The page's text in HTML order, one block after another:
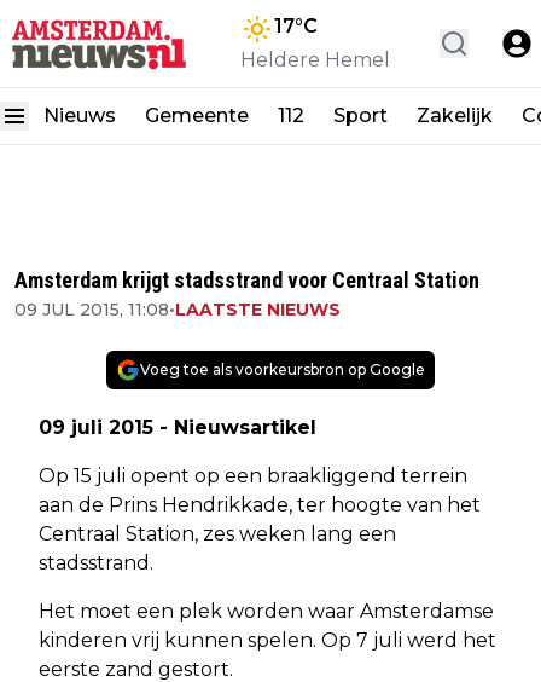
17°C
Heldere Hemel
Nieuws Gemeente 112 Sport Zakelijk
Amsterdam krijgt stadsstrand voor Centraal Station
09 JUL 2015, 11:08•LAATSTE NIEUWS
Voeg toe als voorkeursbron op Google
09 juli 2015 - Nieuwsartikel
Op 15 juli opent op een braakliggend terrein
aan de Prins Hendrikkade, ter hoogte van het
Centraal Station, zes weken lang een
stadsstrand.
Het moet een plek worden waar Amsterdamse
kinderen vrij kunnen spelen. Op 7 juli werd het
eerste zand gestort.